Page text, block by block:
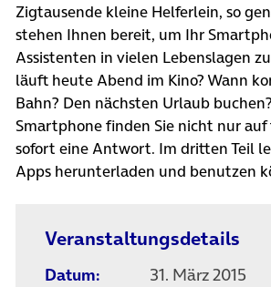
Zigtausende kleine Helferlein, so
stehen Ihnen bereit, um Ihr
Assistenten in vielen Lebenslagen
läuft heute Abend im Kino? Wann
Bahn? Den nächsten Urlaub
Smartphone finden Sie nicht nur auf
sofort eine Antwort. Im dritten Teil
Apps herunterladen und benutzen
Veranstaltungsdetails
Datum:
31. März 2015